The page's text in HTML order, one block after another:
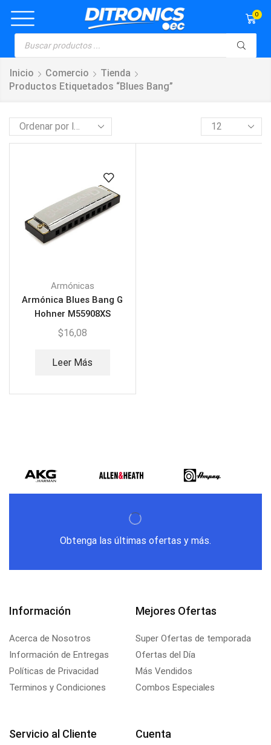
0
Inicio Comercio
Tienda
Productos Etiquetados “Blues Bang”
Armónicas
Armónica Blues Bang G
Hohner M55908XS
$16,08
Leer Más
Obtenga las últimas ofertas y más.
Información
Acerca de Nosotros
Información de Entregas
Políticas de Privacidad
Terminos y Condiciones
Mejores Ofertas
Super Ofertas de temporada
Ofertas del Día
Más Vendidos
Combos Especiales
Servicio al Cliente Cuenta